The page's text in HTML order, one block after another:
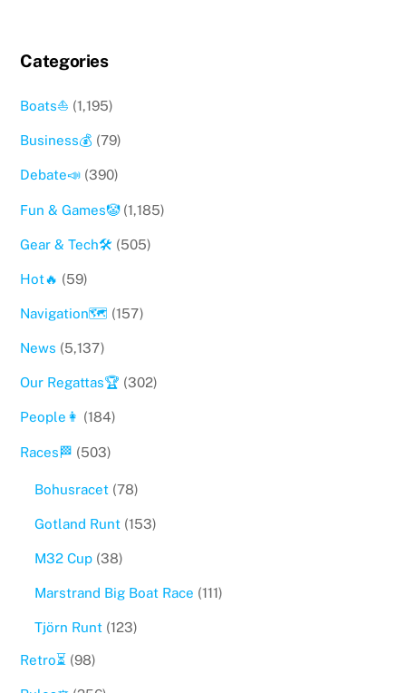
Categories
Boats⛵️ (1,195)
Business💰 (79)
Debate📣 (390)
Fun & Games🤡(1,185)
Gear & Tech🛠 (505)
Hot🔥 (59)
Navigation🗺 (157)
News (5,137)
Our Regattas🏆 (302)
People👩 (184)
Races🏁 (503)
Bohusracet(78)
Gotland Runt(153)
M32 Cup(38)
Marstrand Big Boat Race (111)
Tjörn Runt(123)
Retro⏳ (98)